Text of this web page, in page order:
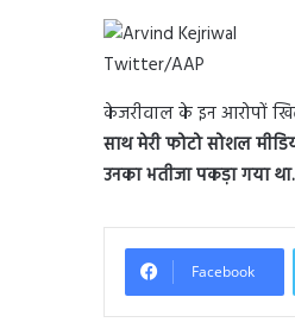
Twitter/AAP
केजरीवाल के इन आरोपों
साथ मेरी फोटो सोशल
उनका भतीजा पकड़ा गया
Facebook